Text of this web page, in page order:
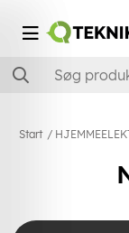
Start